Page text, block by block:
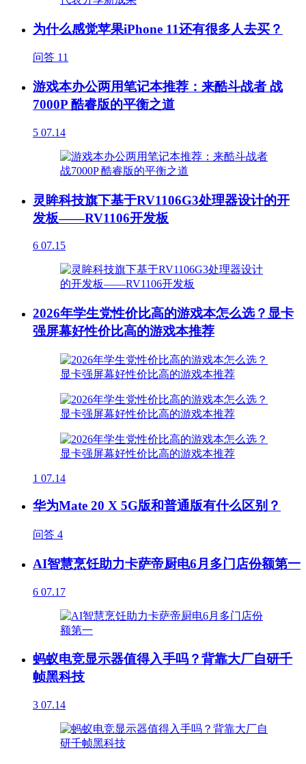
为什么感觉苹果iPhone 11还有很多人去买？
问答 11
游戏本办公两用笔记本推荐：来酷斗战者 战
7000P 酷睿版的平衡之道
5 07.14
灵眸科技旗下基于RV1106G3处理器设计的开
发板——RV1106开发板
6 07.15
2026年学生党性价比高的游戏本怎么选？显卡
强屏幕好性价比高的游戏本推荐
1 07.14
华为Mate 20 X 5G版和普通版有什么区别？
问答 4
AI智慧烹饪助力卡萨帝厨电6月多门店份额第一
6 07.17
蚂蚁电竞显示器值得入手吗？背靠大厂自研千
帧黑科技
3 07.14